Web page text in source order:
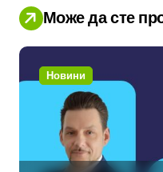
Може да сте
Новини